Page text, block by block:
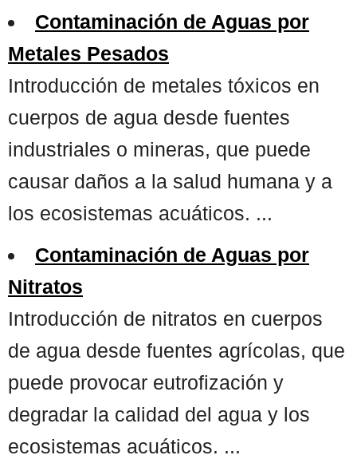
Contaminación de Aguas por
Metales Pesados
Introducción de metales tóxicos en
cuerpos de agua desde fuentes
industriales o mineras, que puede
causar daños a la salud humana y a
los ecosistemas acuáticos. ...
Contaminación de Aguas por
Nitratos
Introducción de nitratos en cuerpos
de agua desde fuentes agrícolas, que
puede provocar eutrofización y
degradar la calidad del agua y los
ecosistemas acuáticos. ...